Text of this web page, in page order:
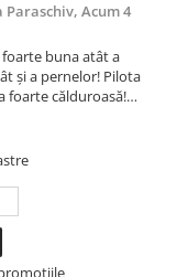
Paraschiv, Acum 4
buna atât a
și a pernelor! Pilota
foarte călduroasă!